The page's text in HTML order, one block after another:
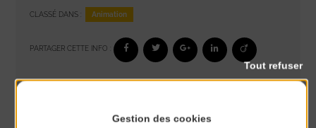
CLASSÉ DANS : Animation
PARTAGER CETTE INFO :
Gestion des cookies
Tout refuser